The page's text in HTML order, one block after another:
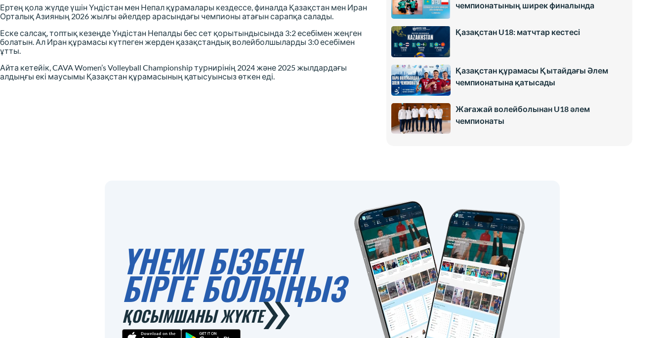
Ертең қола жүлде үшін Үндістан мен Непал құрамалары кездессе, финалда Қазақстан мен Иран
Орталық Азияның 2026 жылғы әйелдер арасындағы чемпионы атағын сарапқа салады.
Еске салсақ, топтық кезеңде Үндістан Непалды бес сет қорытындысында 3:2 есебімен жеңген
болатын. Ал Иран құрамасы күтпеген жерден қазақстандық волейболшыларды 3:0 есебімен
ұтты.
Айта кетейік, CAVA Women’s Volleyball Championship турнирінің 2024 және 2025 жылдардағы
алдыңғы екі маусымы Қазақстан құрамасының қатысуынсыз өткен еді.
чемпионатының ширек финалында
Қазақстан U18: матчтар кестесі
Қазақстан құрамасы Қытайдағы Әлем
чемпионатына қатысады
Жағажай волейболынан U18 әлем
чемпионаты
ҮНЕМІ БІЗБЕН
БІРГЕ БОЛЫҢЫЗ
ҚОСЫМШАНЫ ЖҮКТЕ